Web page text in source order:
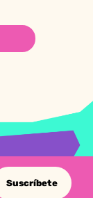
Suscríbete